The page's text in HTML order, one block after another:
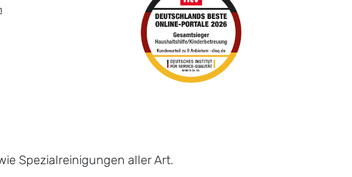
Spezialreinigungen aller Art.